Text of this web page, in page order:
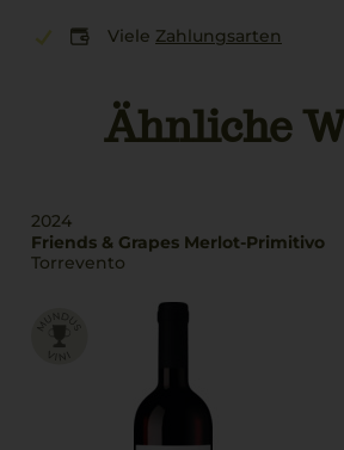
Viele Zahlungsarten
Ähnliche
2024
Friends & Grapes Merlot-Primitivo
Torrevento